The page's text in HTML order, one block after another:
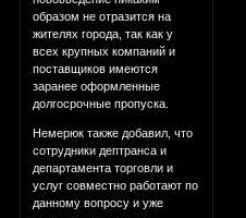
образом не отразится на
жителях города, так как у
всех крупных компаний и
поставщиков имеются
заранее оформленные
долгосрочные пропуска.
Немерюк также добавил, что
сотрудники дептранса и
департамента торговли и
услуг совместно работают по
данному вопросу и уже